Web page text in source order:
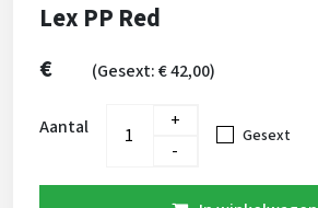
Lex PP Red
€ (Gesext: € 42,00)
Aantal
+
-
Gesext